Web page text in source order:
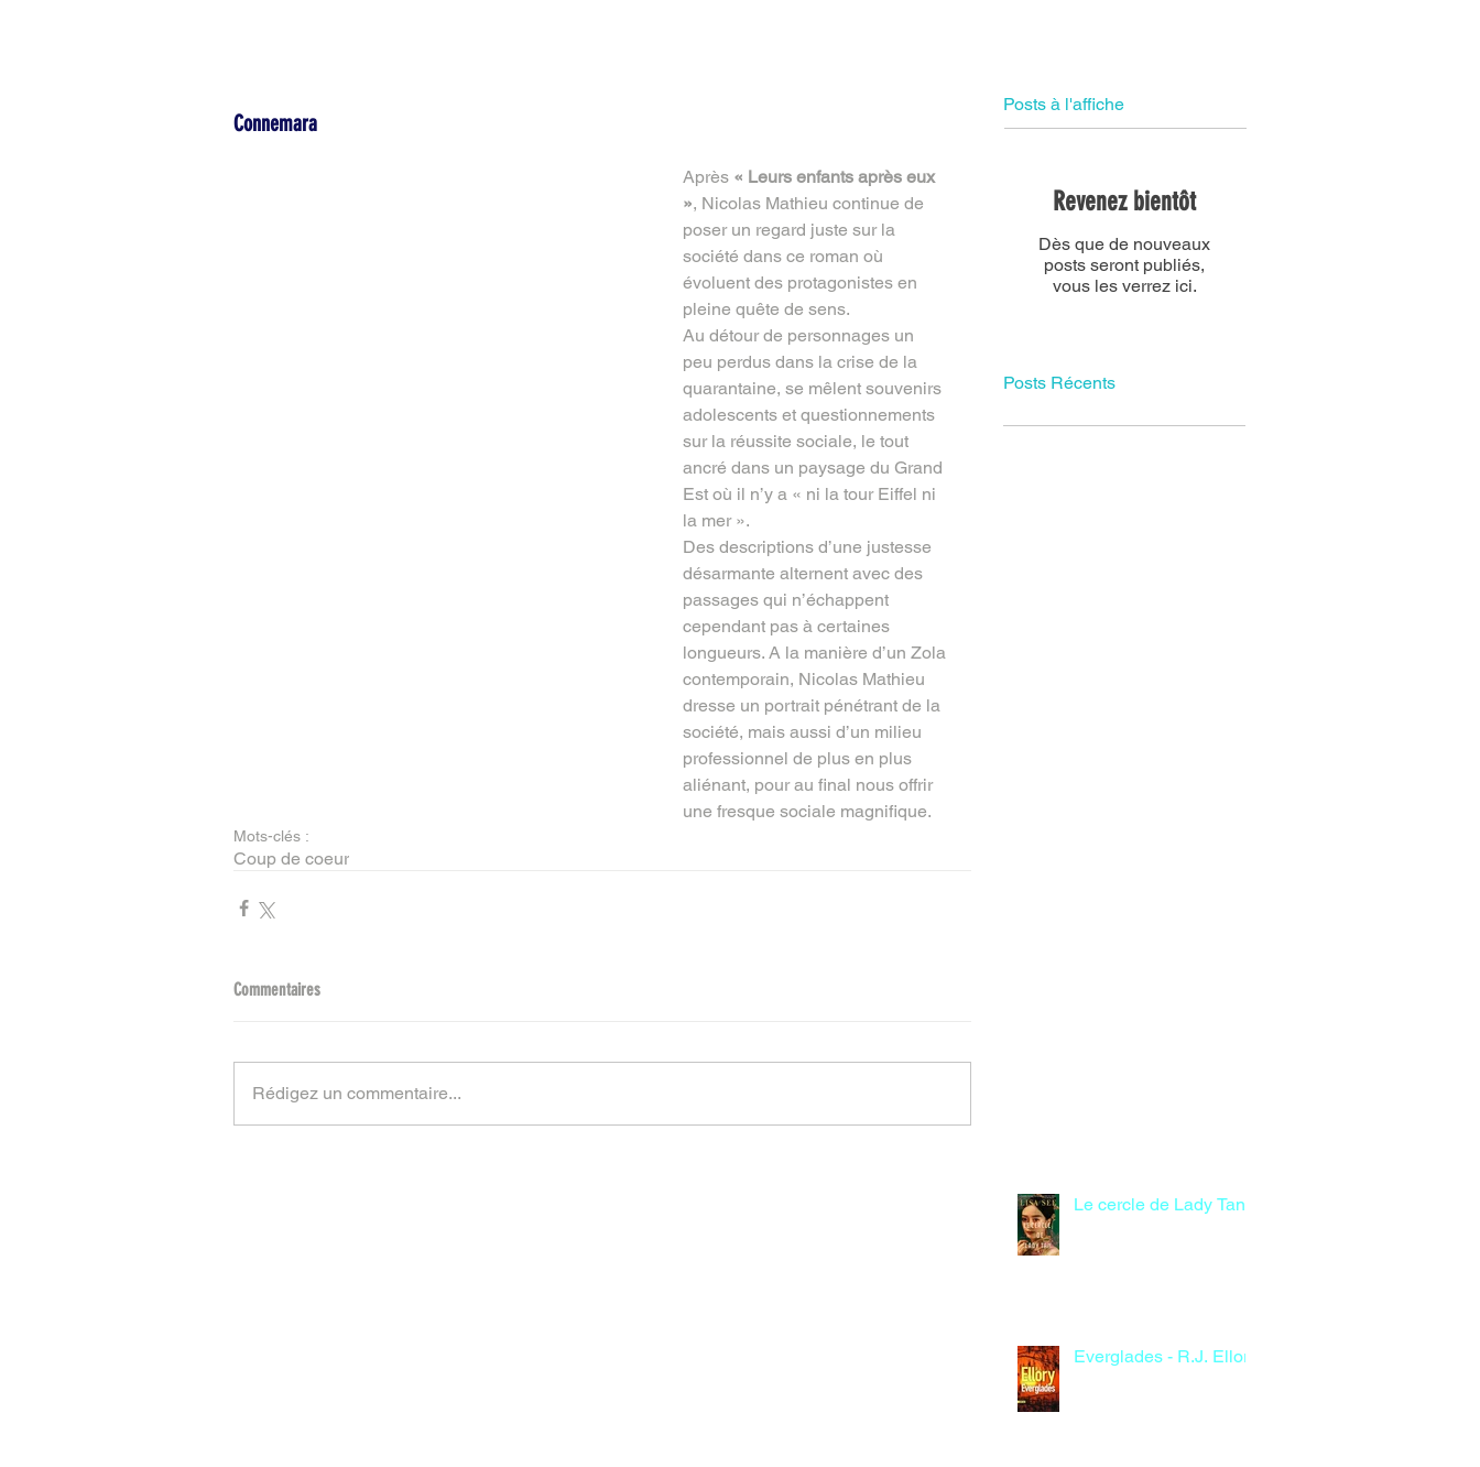
Connemara
Après « Leurs enfants après eux
», Nicolas Mathieu continue de
poser un regard juste sur la
société dans ce roman où
évoluent des protagonistes en
pleine quête de sens.
Au détour de personnages un
peu perdus dans la crise de la
quarantaine, se mêlent souvenirs
adolescents et questionnements
sur la réussite sociale, le tout
ancré dans un paysage du Grand
Est où il n’y a « ni la tour Eiffel ni
la mer ».
Des descriptions d’une justesse
désarmante alternent avec des
passages qui n’échappent
cependant pas à certaines
longueurs. A la manière d’un Zola
contemporain, Nicolas Mathieu
dresse un portrait pénétrant de la
société, mais aussi d’un milieu
professionnel de plus en plus
aliénant, pour au final nous offrir
une fresque sociale magnifique.
Mots-clés :
Coup de coeur
Commentaires
Rédigez un commentaire...
Posts à l'affiche
Revenez bientôt
Dès que de nouveaux
posts seront publiés,
vous les verrez ici.
Posts Récents
Le cercle de Lady Tan
Everglades - R.J. Ellory